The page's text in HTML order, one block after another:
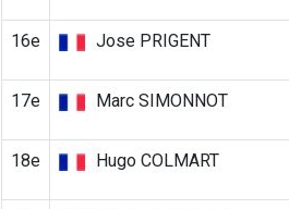
16e Jose PRIGENT
17e Marc SIMONNOT
18e Hugo COLMART